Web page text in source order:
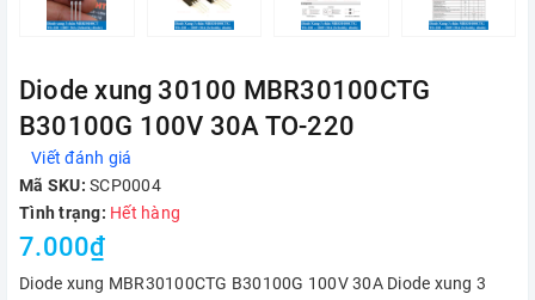
Diode xung 30100 MBR30100CTG
B30100G 100V 30A TO-220
Viết đánh giá
Mã SKU: SCP0004
Tình trạng: Hết hàng
7.000₫
Diode xung MBR30100CTG B30100G 100V 30A Diode xung 3